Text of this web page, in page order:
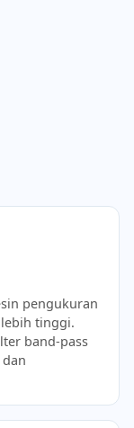
pengukuran
tinggi.
band-pass
dan